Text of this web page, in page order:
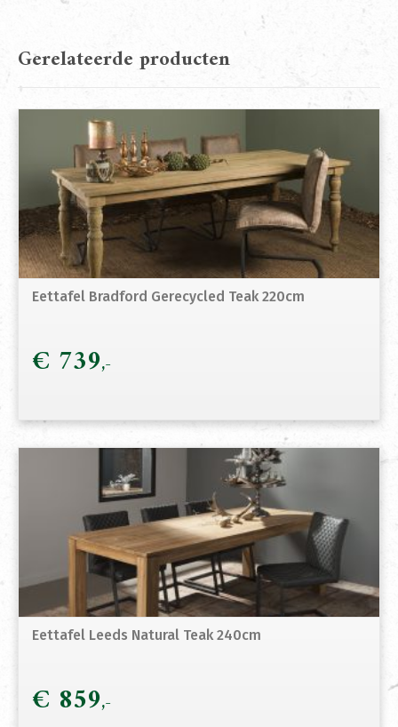
Gerelateerde producten
Eettafel Bradford Gerecycled Teak 220cm
€ 739
Eettafel Leeds Natural Teak 240cm
€ 859